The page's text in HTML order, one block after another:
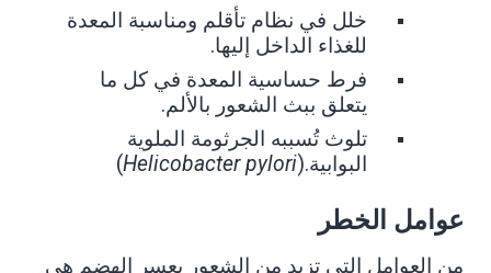
خلل في نظام تأقلم ومناسبة المعدة
للغذاء الداخل إليها.
فرط حساسية المعدة في كل ما
يتعلق ببث الشعور بالألم.
تلوث تُسببه الجرثومة الملوية
البوابية
(Helicobacter pylori).
عوامل الخطر
من العوامل التي تزيد من الشعور بعسر الهضم هي